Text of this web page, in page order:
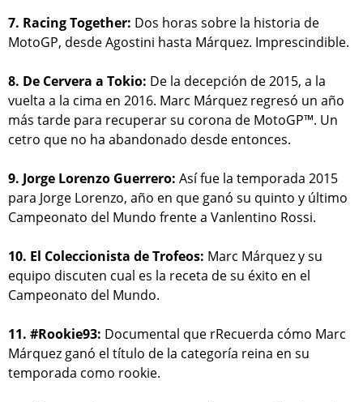
7. Racing Together: Dos horas sobre la historia de
MotoGP, desde Agostini hasta Márquez. Imprescindible.
8. De Cervera a Tokio: De la decepción de 2015, a la
vuelta a la cima en 2016. Marc Márquez regresó un año
más tarde para recuperar su corona de MotoGP™. Un
cetro que no ha abandonado desde entonces.
9. Jorge Lorenzo Guerrero: Así fue la temporada 2015
para Jorge Lorenzo, año en que ganó su quinto y último
Campeonato del Mundo frente a Vanlentino Rossi.
10. El Coleccionista de Trofeos: Marc Márquez y su
equipo discuten cual es la receta de su éxito en el
Campeonato del Mundo.
11. #Rookie93: Documental que rRecuerda cómo Marc
Márquez ganó el título de la categoría reina en su
temporada como rookie.